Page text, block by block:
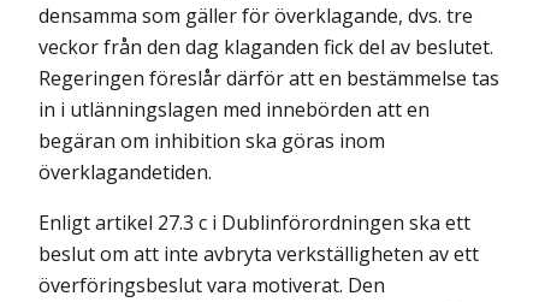
densamma som gäller för överklagande, dvs. tre
veckor från den dag klaganden fick del av beslutet.
Regeringen föreslår därför att en bestämmelse tas
in i utlänningslagen med innebörden att en
begäran om inhibition ska göras inom
överklagandetiden.
Enligt artikel 27.3 c i Dublinförordningen ska ett
beslut om att inte avbryta verkställigheten av ett
överföringsbeslut vara motiverat. Den